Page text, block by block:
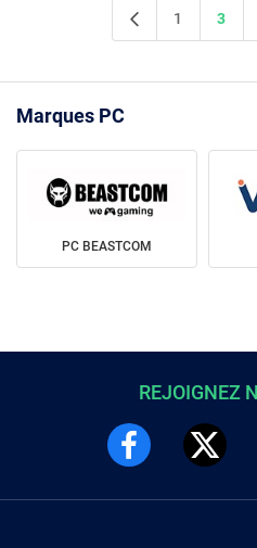
1 3
Marques PC
PC BEASTCOM
REJOIGNEZ